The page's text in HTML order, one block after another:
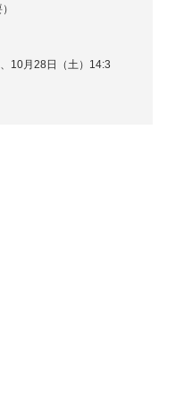
10月28日（土）14:3